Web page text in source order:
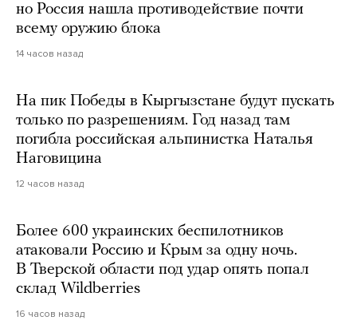
но Россия нашла противодействие почти
всему оружию блока
14 часов назад
На пик Победы в Кыргызстане будут пускать
только по разрешениям. Год назад там
погибла российская альпинистка Наталья
Наговицина
12 часов назад
Более 600 украинских беспилотников
атаковали Россию и Крым за одну ночь.
В Тверской области под удар опять попал
склад Wildberries
16 часов назад